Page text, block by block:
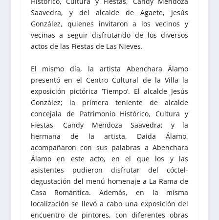
Saavedra, y del alcalde de Agaete, Jesús
González, quienes invitaron a los vecinos y
vecinas a seguir disfrutando de los diversos
actos de las Fiestas de Las Nieves.
El mismo día, la artista Abenchara Álamo
presentó en el Centro Cultural de la Villa la
exposición pictórica ‘Tiempo’. El alcalde Jesús
González; la primera teniente de alcalde
concejala de Patrimonio Histórico, Cultura y
Fiestas, Candy Mendoza Saavedra; y la
hermana de la artista, Daida Álamo,
acompañaron con sus palabras a Abenchara
Álamo en este acto, en el que los y las
asistentes pudieron disfrutar del cóctel-
degustación del menú homenaje a La Rama de
Casa Romántica. Además, en la misma
localización se llevó a cabo una exposición del
encuentro de pintores, con diferentes obras